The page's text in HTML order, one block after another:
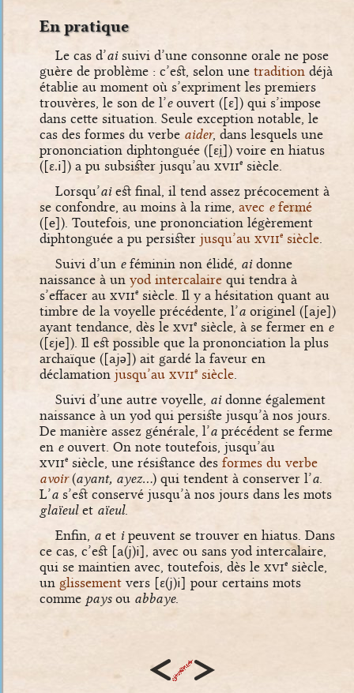
En pratique
Le cas d’aisuivi d’une consonne orale ne pose
guère de problème : c’est, selon une tradition déjà
établie au moment où s’expriment les premiers
trouvères, le son de l’eouvert ([ɛ]) qui s’impose
dans cette situation. Seule exception notable, le
cas des formes du verbe aider, dans lesquels une
prononciation diphtonguée ([ɛi̯]) voire en hiatus
([ɛ.i]) a pu subsister jusqu’au xviie siècle.
Lorsqu’aiest final, il tend assez précocement à
se confondre, au moins à la rime, avec efermé
([e]). Toutefois, une prononciation légèrement
diphtonguée a pu persister jusqu’au xviie siècle.
Suivi d’un eféminin non élidé, aidonne
naissance à un yod intercalaire qui tendra à
s’effacer au xviie siècle. Il y a hésitation quant au
timbre de la voyelle précédente, l’a originel ([aje])
ayant tendance, dès le xvie siècle, à se fermer en e
([ɛje]). Il est possible que la prononciation la plus
archaïque ([ajə]) ait gardé la faveur en
déclamation jusqu’au xviie siècle.
Suivi d’une autre voyelle, aidonne également
naissance à un yod qui persiste jusqu’à nos jours.
De manière assez générale, l’a précédent se ferme
en eouvert. On note toutefois, jusqu’au
xviie siècle, une résistance des formes du verbe
avoir(ayant, ayez…) qui tendent à conserver l’a.
L’a s’est conservé jusqu’à nos jours dans les mots
glaïeulet aïeul.
Enfin, a et ipeuvent se trouver en hiatus. Dans
ce cas, c’est [a(j)i] , avec ou sans yod intercalaire,
qui se maintien avec, toutefois, dès le xvie siècle,
un glissement vers [ɛ(j)i] pour certains mots
comme paysou abbaye.